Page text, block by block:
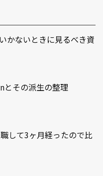
かないときに見るべき資
その派生の整理
して3ヶ月経ったので比